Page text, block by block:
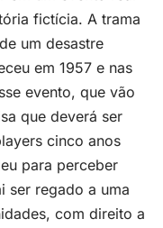
fictícia. A trama
um desastre
em 1957 e nas
evento, que vão
que deverá ser
cinco anos
para perceber
ser regado a uma
com direito a